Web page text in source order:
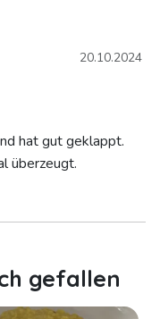
20.10.2024
hat gut geklappt.
überzeugt.
gefallen